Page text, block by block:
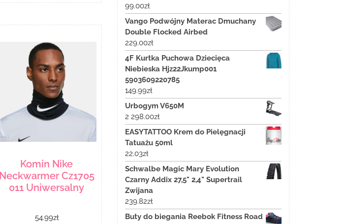
Komin Nike
Neckwarmer Cz1705
011 Uniwersalny
54.99zł
99.00zł
Vango Podwójny Materac Dmuchany
Double Flocked Airbed
229.00zł
4F Kurtka Puchowa Dziecięca
Niebieska Hjz22Jkump001
5903609220785
149.99zł
Urbogym V650M
2 298.00zł
EASYTATTOO Krem do Pielęgnacji
Tatuażu 50ml
22.03zł
Schwalbe Magic Mary Evolution
Czarny Addix 27,5" 2,4" Supertrail
Zwijana
239.82zł
Buty do biegania Reebok Fitness Road